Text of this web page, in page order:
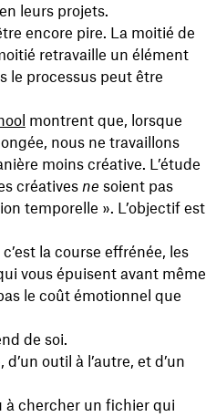
leurs projets.
encore pire. La moitié de
retravaille un élément
le processus peut être
montrent que, lorsque
nous ne travaillons
moins créative. L’étude
créatives ne soient pas
temporelle ». L’objectif est
la course effrénée, les
vous épuisent avant même
le coût émotionnel que
de soi.
outil à l’autre, et d’un
à chercher un fichier qui